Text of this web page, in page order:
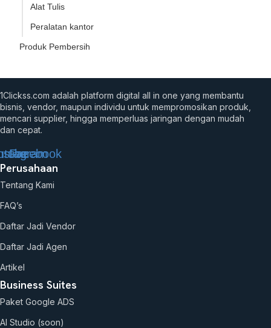
Alat Tulis
Peralatan kantor
Produk Pembersih
1Clickss.com adalah platform digital all in one yang membantu
bisnis, vendor, maupun individu untuk mempromosikan produk,
mencari supplier, hingga memperluas jaringan dengan mudah
dan cepat.
Facebook
Perusahaan
Tentang Kami
FAQ’s
Daftar Jadi Vendor
Daftar Jadi Agen
Artikel
Business Suites
Paket Google ADS
AI Studio (soon)